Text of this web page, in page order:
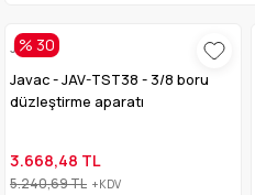
% 30
Javac
Javac - JAV-TST38 - 3/8 boru
düzleştirme aparatı
3.668,48 TL
5.240,69 TL +KDV